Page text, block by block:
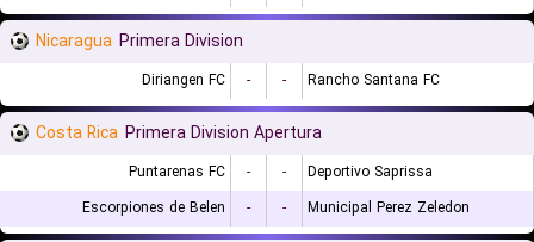
Nicaragua Primera Division
Diriangen FC - - Rancho Santana FC
Costa Rica Primera Division Apertura
Puntarenas FC - -
Deportivo Saprissa
Escorpiones de Belen
- - Municipal Perez Zeledon